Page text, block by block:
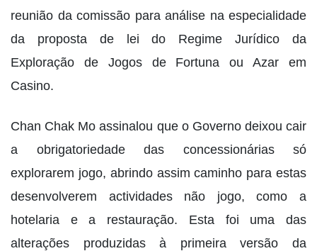
reunião da comissão para análise na especialidade
da proposta de lei do Regime Jurídico da
Exploração de Jogos de Fortuna ou Azar em
Casino.
Chan Chak Mo assinalou que o Governo deixou cair
a obrigatoriedade das concessionárias só
explorarem jogo, abrindo assim caminho para estas
desenvolverem actividades não jogo, como a
hotelaria e a restauração. Esta foi uma das
alterações produzidas à primeira versão da